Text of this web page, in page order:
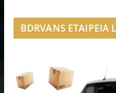
BDRVANS ΕΤΑΙΡΕΙΑ